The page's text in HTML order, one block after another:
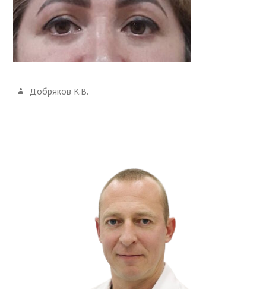
Добряков К.В.